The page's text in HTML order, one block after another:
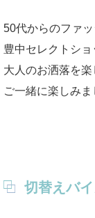
50代からのファ
豊中セレクトシ
大人のお洒落を楽
ご一緒に楽しみま
切替えバ